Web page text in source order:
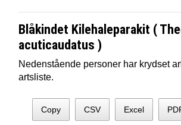
Blåkindet Kilehaleparakit (
acuticaudatus )
Nedenstående personer har krydset
artsliste.
Copy CSV Excel